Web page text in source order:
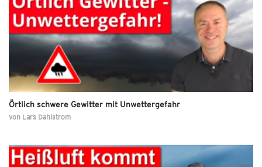
Örtlich schwere Gewitter mit Unwettergefahr
von Lars Dahlstrom